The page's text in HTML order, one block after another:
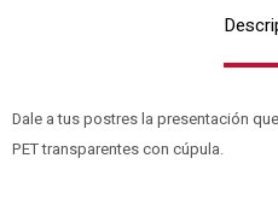
Dale a tus postres la presentación
PET transparentes con cúpula.